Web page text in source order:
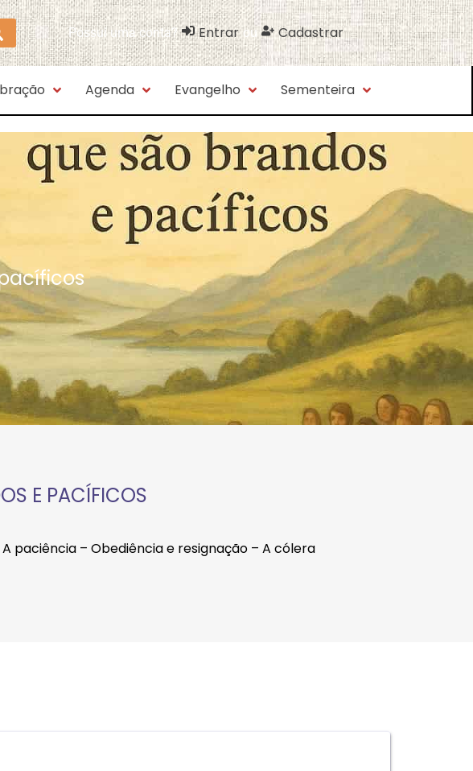
Possui uma conta? Entrar ou Cadastrar
Agenda Evangelho Sementeira
E PACÍFICOS
paciência – Obediência e resignação – A cólera